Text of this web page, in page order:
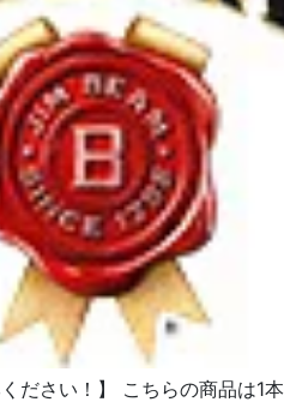
ださい！】 こちらの商品は1